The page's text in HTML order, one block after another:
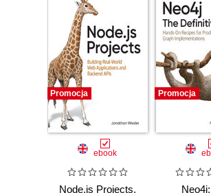
Promocja
ebook
Node.js Projects.
Promocja